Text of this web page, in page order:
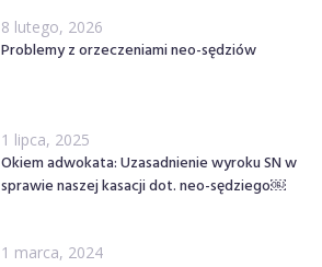
8 lutego, 2026
Problemy z orzeczeniami neo-sędziów
1 lipca, 2025
Okiem adwokata: Uzasadnienie wyroku SN w
sprawie naszej kasacji dot. neo-sędziego￼
1 marca, 2024